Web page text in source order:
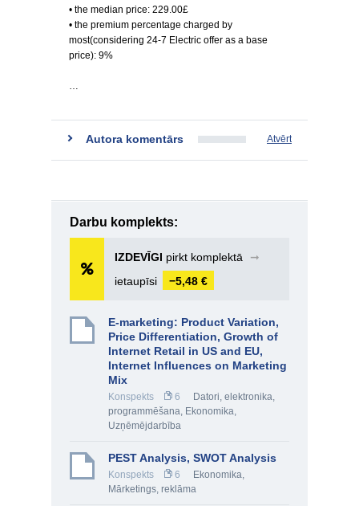
• the median price: 229.00£
• the premium percentage charged by
most(considering 24-7 Electric offer as a base
price): 9%
…
Autora komentārs Atvērt
Darbu komplekts:
IZDEVĪGI pirkt komplektā
➞
ietaupīsi
−5,48 €
E-marketing: Product Variation,
Price Differentiation, Growth of
Internet Retail in US and EU,
Internet Influences on Marketing
Mix
Konspekts 6
Datori, elektronika,
programmēšana, Ekonomika,
Uzņēmējdarbība
PEST Analysis, SWOT Analysis
Konspekts 6 Ekonomika,
Mārketings, reklāma